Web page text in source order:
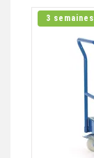
3 semaines